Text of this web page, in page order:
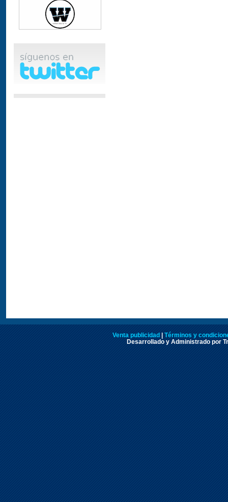
Venta publicidad
Términos y
Desarrollado y Administrado por